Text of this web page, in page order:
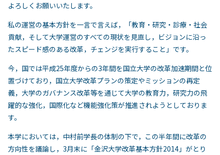
よろしくお願いいたします。
私の運営の基本方針を一言で言えば，「教育・研究・診療・社会
貢献，そして大学運営のすべての現状を見直し，ビジョンに沿っ
たスピード感のある改革，チェンジを実行すること」です。
今，国では平成25年度からの3年間を国立大学の改革加速期間と位
置づけており，国立大学改革プランの策定やミッションの再定
義，大学のガバナンス改革等を通じて大学の教育力，研究力の飛
躍的な強化，国際化など機能強化策が推進されようとしておりま
す。
本学においては，中村前学長の体制の下で，この半年間に改革の
方向性を議論し，3月末に「金沢大学改革基本方針2014」がとり